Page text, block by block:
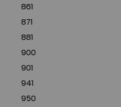
861
871
881
900
901
941
950